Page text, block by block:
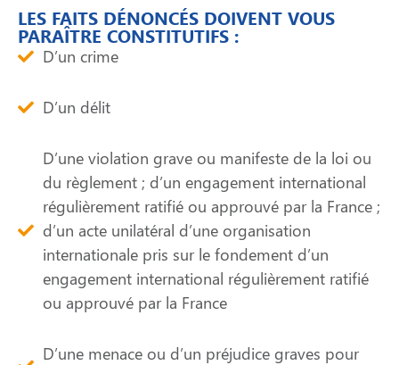
LES FAITS DÉNONCÉS DOIVENT VOUS
PARAÎTRE CONSTITUTIFS :
D’un crime
D’un délit
D’une violation grave ou manifeste de la loi ou
du règlement ; d’un engagement international
régulièrement ratifié ou approuvé par la France ;
d’un acte unilatéral d’une organisation
internationale pris sur le fondement d’un
engagement international régulièrement ratifié
ou approuvé par la France
D’une menace ou d’un préjudice graves pour